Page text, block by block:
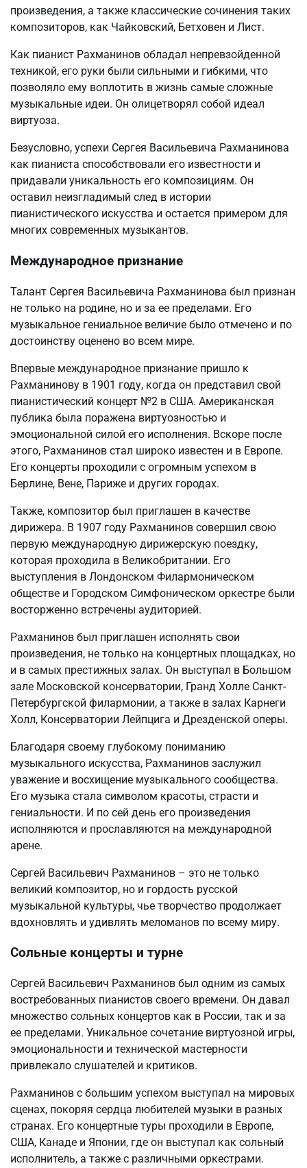
произведения, а также классические сочинения таких
композиторов, как Чайковский, Бетховен и Лист.
Как пианист Рахманинов обладал непревзойденной
техникой, его руки были сильными и гибкими, что
позволяло ему воплотить в жизнь самые сложные
музыкальные идеи. Он олицетворял собой идеал
виртуоза.
Безусловно, успехи Сергея Васильевича Рахманинова
как пианиста способствовали его известности и
придавали уникальность его композициям. Он
оставил неизгладимый след в истории
пианистического искусства и остается примером для
многих современных музыкантов.
Международное признание
Талант Сергея Васильевича Рахманинова был признан
не только на родине, но и за ее пределами. Его
музыкальное гениальное величие было отмечено и по
достоинству оценено во всем мире.
Впервые международное признание пришло к
Рахманинову в 1901 году, когда он представил свой
пианистический концерт №2 в США. Американская
публика была поражена виртуозностью и
эмоциональной силой его исполнения. Вскоре после
этого, Рахманинов стал широко известен и в Европе.
Его концерты проходили с огромным успехом в
Берлине, Вене, Париже и других городах.
Также, композитор был приглашен в качестве
дирижера. В 1907 году Рахманинов совершил свою
первую международную дирижерскую поездку,
которая проходила в Великобритании. Его
выступления в Лондонском Филармоническом
обществе и Городском Симфоническом оркестре были
восторженно встречены аудиторией.
Рахманинов был приглашен исполнять свои
произведения, не только на концертных площадках, но
и в самых престижных залах. Он выступал в Большом
зале Московской консерватории, Гранд Холле Санкт-
Петербургской филармонии, а также в залах Карнеги
Холл, Консерватории Лейпцига и Дрезденской оперы.
Благодаря своему глубокому пониманию
музыкального искусства, Рахманинов заслужил
уважение и восхищение музыкального сообщества.
Его музыка стала символом красоты, страсти и
гениальности. И по сей день его произведения
исполняются и прославляются на международной
арене.
Сергей Васильевич Рахманинов – это не только
великий композитор, но и гордость русской
музыкальной культуры, чье творчество продолжает
вдохновлять и удивлять меломанов по всему миру.
Сольные концерты и турне
Сергей Васильевич Рахманинов был одним из самых
востребованных пианистов своего времени. Он давал
множество сольных концертов как в России, так и за
ее пределами. Уникальное сочетание виртуозной игры,
эмоциональности и технической мастерности
привлекало слушателей и критиков.
Рахманинов с большим успехом выступал на мировых
сценах, покоряя сердца любителей музыки в разных
странах. Его концертные туры проходили в Европе,
США, Канаде и Японии, где он выступал как сольный
исполнитель, а также с различными оркестрами.